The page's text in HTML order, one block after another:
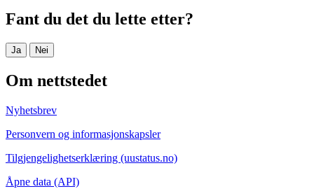
Fant du det du lette etter?
Ja Nei
Om nettstedet
Nyhetsbrev
Personvern og informasjonskapsler
Tilgjengelighetserklæring (uustatus.no)
Åpne data (API)